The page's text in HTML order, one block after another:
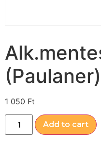
1 050 Ft
Add to cart